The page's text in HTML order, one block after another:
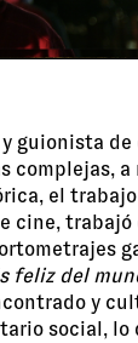
guionista
complejas,
el
cine,
feliz del
y
social,